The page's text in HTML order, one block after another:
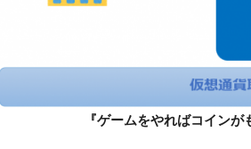
ればコインがもらえる e